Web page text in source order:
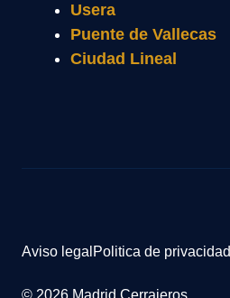
Usera
Puente de Vallecas
Ciudad Lineal
© 2026 Madrid Cerrajeros.
Aviso legal Politica de privacidad